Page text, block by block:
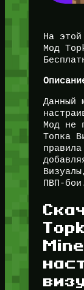
На
Мод
Данный
Мод не
Топка
ПВП-